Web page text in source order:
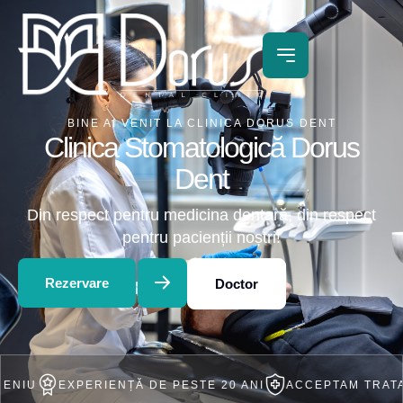
BINE AI VENIT LA CLINICA DORUS DENT
Clinica Stomatologică Dorus
Dent
Din respect pentru medicina dentară, din respect
pentru pacienții noștri!
Rezervare Doctor
DE PESTE 20 ANI ACCEPTAM TRATAMENT IN